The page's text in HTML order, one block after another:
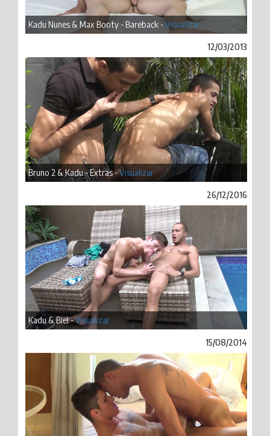
Kadu Nunes & Max Booty - Bareback -Visualizar
12/03/2013
Bruno 2 & Kadu - Extras -Visualizar
26/12/2016
Kadu & Biel -Visualizar
15/08/2014